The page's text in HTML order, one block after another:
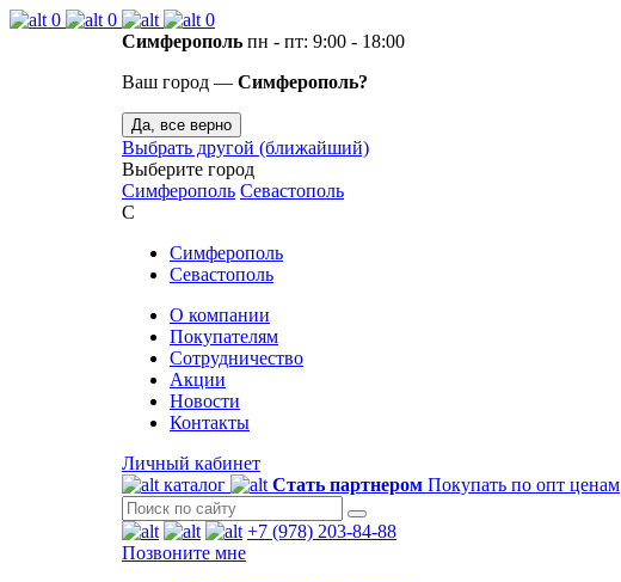
0 0
0
Симферополь пн - пт: 9:00 - 18:00
Ваш город — Симферополь?
Да, все верно
Выбрать другой (ближайший)
Выберите город
Симферополь Севастополь
С
Симферополь
Севастополь
О компании
Покупателям
Сотрудничество
Акции
Новости
Контакты
Личный кабинет
каталог
Стать партнером Покупать по опт ценам
+7 (978) 203-84-88
Позвоните мне